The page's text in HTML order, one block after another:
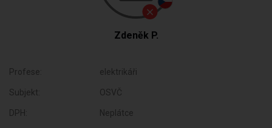
Zdeněk P.
Profese: elektrikáři
Subjekt: OSVČ
DPH: Neplátce